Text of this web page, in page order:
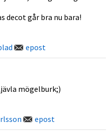
decot går bra nu bara!
epost
mögelburk;)
epost